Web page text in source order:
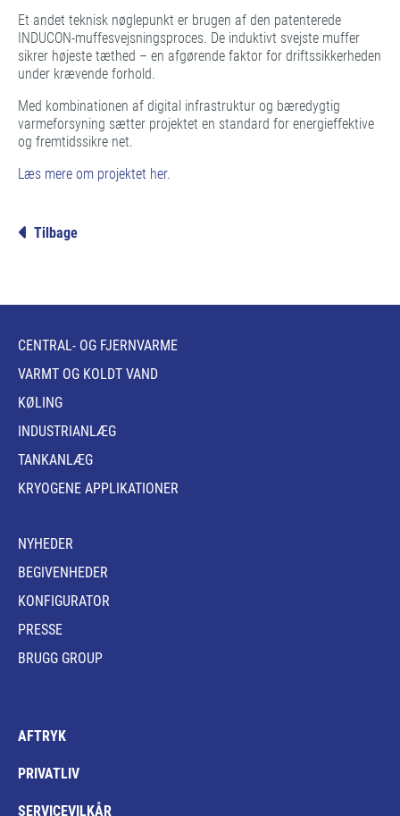
Et andet teknisk nøglepunkt er brugen af den patenterede
INDUCON-muffesvejsningsproces. De induktivt svejste muffer
sikrer højeste tæthed – en afgørende faktor for driftssikkerheden
under krævende forhold.
Med kombinationen af digital infrastruktur og bæredygtig
varmeforsyning sætter projektet en standard for energieffektive
og fremtidssikre net.
Læs mere om projektet her.
Tilbage
CENTRAL- OG FJERNVARME
VARMT OG KOLDT VAND
KØLING
INDUSTRIANLÆG
TANKANLÆG
KRYOGENE APPLIKATIONER
NYHEDER
BEGIVENHEDER
KONFIGURATOR
PRESSE
BRUGG GROUP
AFTRYK
PRIVATLIV
SERVICEVILKÅR